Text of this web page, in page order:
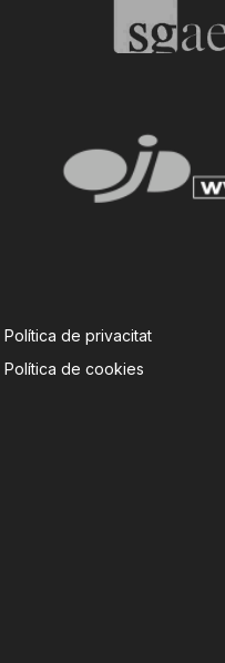
Política de privacitat
Política de cookies